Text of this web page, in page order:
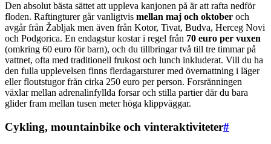
Den absolut bästa sättet att uppleva kanjonen på är att rafta nedför
floden. Raftingturer går vanligtvis mellan maj och oktober och
avgår från Žabljak men även från Kotor, Tivat, Budva, Herceg Novi
och Podgorica. En endagstur kostar i regel från 70 euro per vuxen
(omkring 60 euro för barn), och du tillbringar två till tre timmar på
vattnet, ofta med traditionell frukost och lunch inkluderat. Vill du ha
den fulla upplevelsen finns flerdagarsturer med övernattning i läger
eller floutstugor från cirka 250 euro per person. Forsränningen
växlar mellan adrenalinfyllda forsar och stilla partier där du bara
glider fram mellan tusen meter höga klippväggar.
Cykling, mountainbike och vinteraktiviteter#